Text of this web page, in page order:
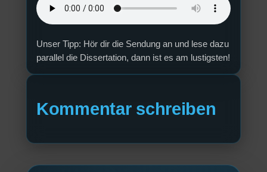
Unser Tipp: Hör dir die Sendung an und lese dazu
parallel die Dissertation, dann ist es am lustigsten!
Kommentar schreiben